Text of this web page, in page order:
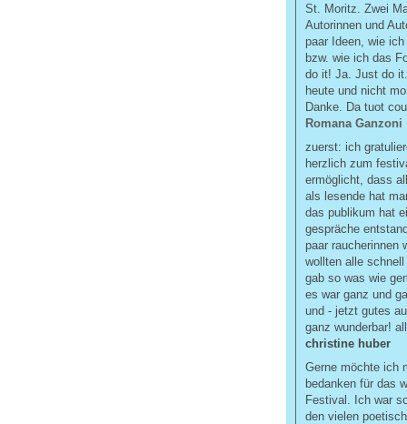
St. Moritz. Zwei
Autorinnen und
paar Ideen, wie
bzw. wie ich das
do it! Ja. Just do
heute und nicht
Danke. Da tuot
Romana Ganzoni
zuerst: ich
herzlich zum
ermöglicht, dass
als lesende hat
das publikum hat
gespräche
paar raucherinnen
wollten alle
gab so was wie
es war ganz und
und - jetzt gutes
ganz wunderbar!
christine huber
Gerne möchte ich
bedanken für das
Festival. Ich war
den vielen